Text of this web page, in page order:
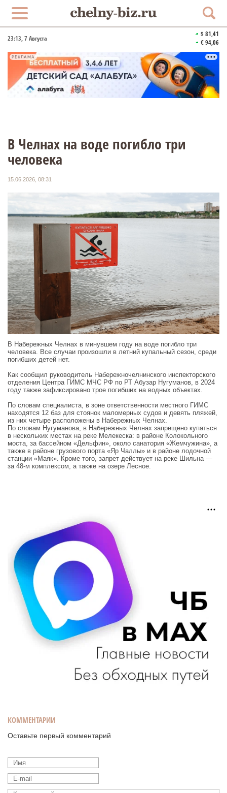
23:13, 7 Августа
$ 81,41
€ 94,06
РЕКЛАМА
В Челнах на воде погибло три
человека
15.06.2026, 08:31
В Набережных Челнах в минувшем году на воде погибло три
человека. Все случаи произошли в летний купальный сезон, среди
погибших детей нет.
Как сообщил руководитель Набережночелнинского инспекторского
отделения Центра ГИМС МЧС РФ по РТ Абузар Нугуманов, в 2024
году также зафиксировано трое погибших на водных объектах.
По словам специалиста, в зоне ответственности местного ГИМС
находятся 12 баз для стоянок маломерных судов и девять пляжей,
из них четыре расположены в Набережных Челнах.
По словам Нугуманова, в Набережных Челнах запрещено купаться
в нескольких местах на реке Мелекеска: в районе Колокольного
моста, за бассейном «Дельфин», около санатория «Жемчужина», а
также в районе грузового порта «Яр Чаллы» и в районе лодочной
станции «Маяк». Кроме того, запрет действует на реке Шильна —
за 48‑м комплексом, а также на озере Лесное.
КОММЕНТАРИИ
Оставьте первый комментарий